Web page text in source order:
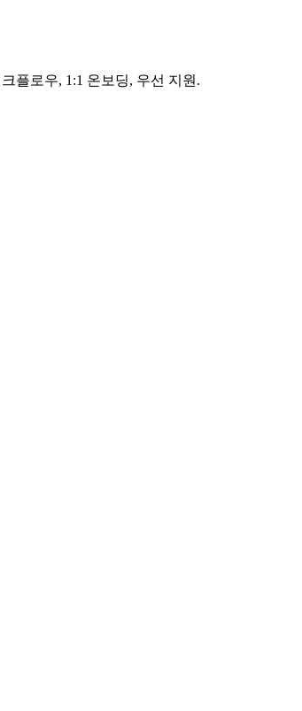
플로우, 1:1 온보딩, 우선 지원.